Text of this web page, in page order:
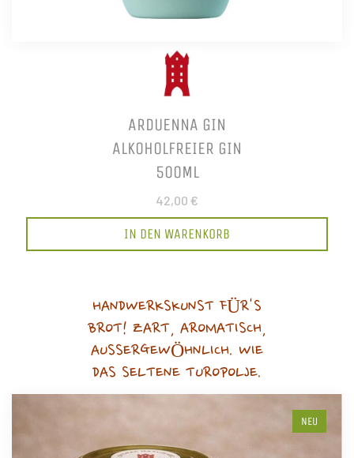
ARDUENNA GIN
ALKOHOLFREIER GIN
500ML
42,00 €
IN DEN WARENKORB
HANDWERKSKUNST FÜR'S
BROT! ZART, AROMATISCH,
AUSSERGEWÖHNLICH. WIE
DAS SELTENE TUROPOLJE.
NEU